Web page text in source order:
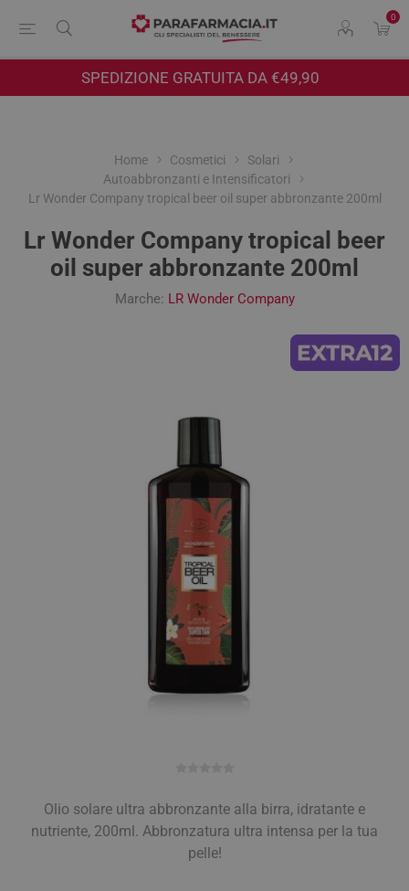
0
SPEDIZIONE GRATUITA DA €49,90
Home Cosmetici
Solari
Autoabbronzanti e Intensificatori
Lr Wonder Company tropical beer oil super abbronzante 200ml
Lr Wonder Company tropical beer
oil super abbronzante 200ml
Marche: LR Wonder Company
Olio solare ultra abbronzante alla birra, idratante e
nutriente, 200ml. Abbronzatura ultra intensa per la tua
pelle!